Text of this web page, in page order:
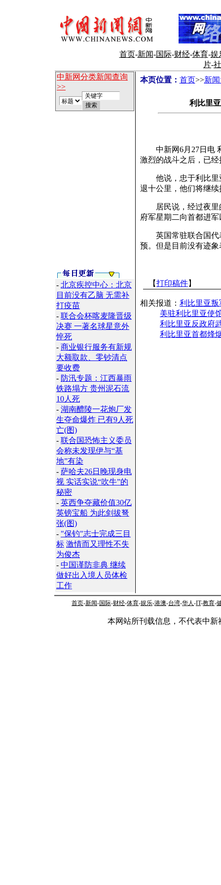
首页-新闻-国际-财经-体育-娱
片-
中新网分类新闻查询
>>
- 北京疾控中心：北京
目前没有乙脑 无需补
打疫苗
- 联合会杯喀麦隆晋级
决赛 一著名球星意外
悴死
- 商业银行服务有新规
大额取款、零钞清点
要收费
- 防汛专题：江西暴雨
铁路塌方 贵州泥石流
10人死
- 湖南醴陵一花炮厂发
生夺命爆炸 已有9人死
亡(图)
- 联合国恐怖主义委员
会称未发现伊与“基
地”有染
- 萨哈夫26日晚现身电
视 实话实说“吹牛”的
秘密
- 英西争夺藏价值30亿
英镑宝船 为此剑拔弩
张(图)
- "保钓"志士完成三目
标 激情而又理性不失
为俊杰
- 中国谨防非典 继续
做好出入境人员体检
工作
本页位置： 首页>>新
利比里
中新网6月27日电 利
激烈的战斗之后，已
他说，忠于利比里
退十公里，他们将继
居民说，经过夜里
府军星期二向首都进
英国常驻联合国代
预。但是目前没有迹
【打印稿件】
相关报道： 利比里亚
美驻利比里亚使
利比里亚反政府
利比里亚首都烽
首页-新闻-国际-财经-体育-娱乐-港澳-台湾-华人-IT-教育-
本网站所刊载信息，不代表中